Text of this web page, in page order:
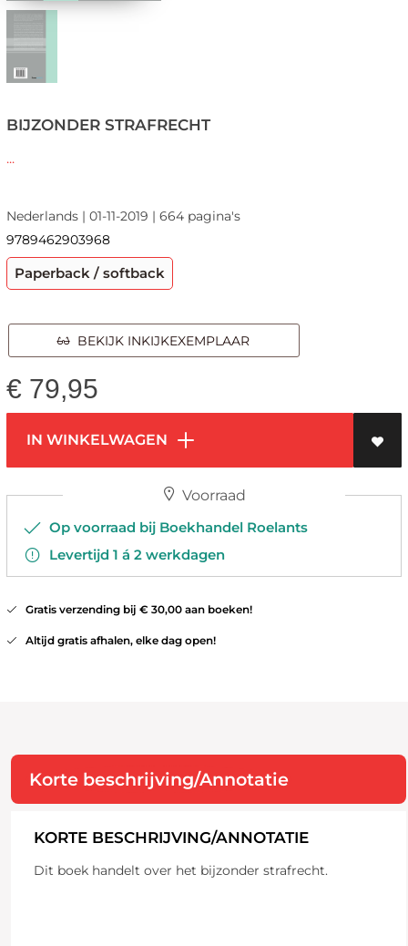
BIJZONDER STRAFRECHT
...
Nederlands | 01-11-2019 | 664 pagina's
9789462903968
Paperback / softback
BEKIJK INKIJKEXEMPLAAR
€ 79,95
IN WINKELWAGEN
Voorraad
Op voorraad bij Boekhandel Roelants
Levertijd 1 á 2 werkdagen
Gratis verzending bij € 30,00 aan boeken!
Altijd gratis afhalen, elke dag open!
Korte beschrijving/Annotatie
KORTE BESCHRIJVING/ANNOTATIE
Dit boek handelt over het bijzonder strafrecht.